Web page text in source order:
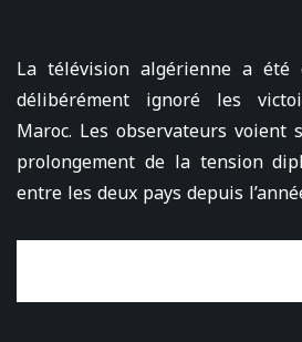
La télévision algérienne a
délibérément ignoré les
Maroc. Les observateurs voient
prolongement de la tension
entre les deux pays depuis